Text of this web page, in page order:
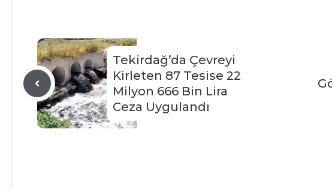
Tekirdağ’da Çevreyi
Kirleten 87 Tesise 22
Milyon 666 Bin Lira
Ceza Uygulandı